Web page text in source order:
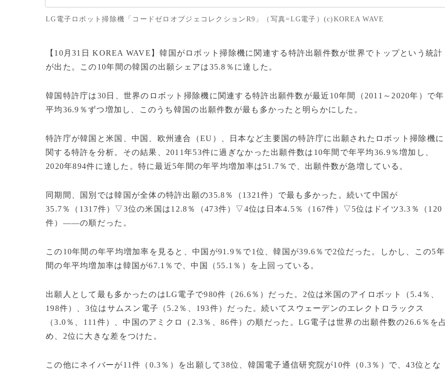
LG電子ロボット掃除機「コードゼロオブジェコレクションR9」（写真=LG電子）(c)KOREA WAVE
【10月31日 KOREA WAVE】韓国がロボット掃除機に関連する特許出願件数が世界でトップという統計
が出た。この10年間の韓国の出願シェアは35.8％に達した。
韓国特許庁は30日、世界のロボット掃除機に関連する特許出願件数が最近10年間（2011～2020年）で年
平均36.9％ずつ増加し、このうち韓国の出願件数が最も多かったと明らかにした。
特許庁が韓国と米国、中国、欧州連合（EU）、日本など主要国の特許庁に出願されたロボット掃除機に
関する特許を分析。その結果、2011年53件に過ぎなかった出願件数は10年間で年平均36.9％増加し、
2020年894件に達した。特に最近5年間の年平均増加率は51.7％で、出願件数が急増している。
同期間、国別では韓国が全体の特許出願の35.8％（1321件）で最も多かった。続いて中国が
35.7％（1317件）▽3位の米国は12.8％（473件）▽4位は日本4.5％（167件）▽5位はドイツ3.3％（120
件）――の順だった。
この10年間の年平均増加率を見ると、中国が91.9％で1位、韓国が39.6％で2位だった。しかし、この5年
間の年平均増加率は韓国が67.1％で、中国（55.1％）を上回っている。
出願人として最も多かったのはLG電子で980件（26.6％）だった。2位は米国のアイロボット（5.4％、
198件）、3位はサムスン電子（5.2％、193件）だった。続いてスウェーデンのエレクトロラックス
（3.0％、111件）、中国のアミクロ（2.3％、86件）の順だった。LG電子は世界の出願件数の26.6％を
め、2位に大きな差をつけた。
この他にネイバーが11件（0.3％）を出願して38位、韓国電子通信研究院が10件（0.3％）で、43位とな